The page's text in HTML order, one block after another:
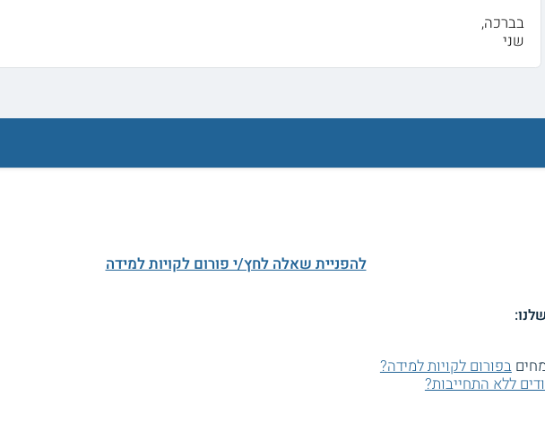
בברכה,
שני
להפניית שאלה לחץ/י פורום לקויות למידה
בפורום לקויות למידה?
ללא התחייבות?